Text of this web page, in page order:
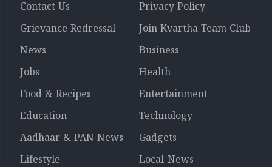
Contact Us
Privacy Policy
Grievance Redressal
Join Kvartha Team Club
News
Business
Jobs
Health
Food & Recipes
Entertainment
Education
Technology
Aadhaar & PAN News
Gadgets
Lifestyle
Local-News